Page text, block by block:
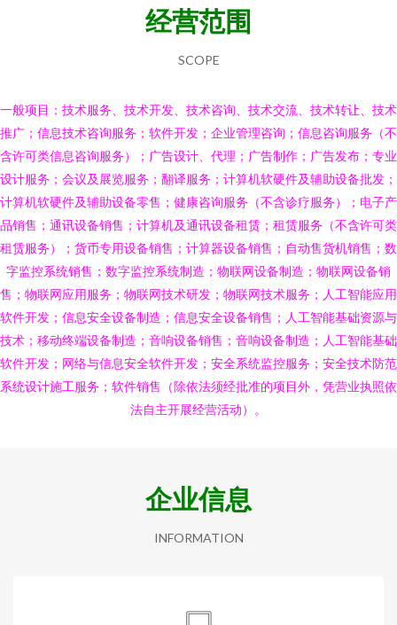
经营范围
SCOPE
一般项目：技术服务、技术开发、技术咨询、技术交流、技术转让、技术
推广；信息技术咨询服务；软件开发；企业管理咨询；信息咨询服务（不
含许可类信息咨询服务）；广告设计、代理；广告制作；广告发布；专业
设计服务；会议及展览服务；翻译服务；计算机软硬件及辅助设备批发；
计算机软硬件及辅助设备零售；健康咨询服务（不含诊疗服务）；电子产
品销售；通讯设备销售；计算机及通讯设备租赁；租赁服务（不含许可类
租赁服务）；货币专用设备销售；计算器设备销售；自动售货机销售；数
字监控系统销售；数字监控系统制造；物联网设备制造；物联网设备销
售；物联网应用服务；物联网技术研发；物联网技术服务；人工智能应用
软件开发；信息安全设备制造；信息安全设备销售；人工智能基础资源与
技术；移动终端设备制造；音响设备销售；音响设备制造；人工智能基础
软件开发；网络与信息安全软件开发；安全系统监控服务；安全技术防范
系统设计施工服务；软件销售（除依法须经批准的项目外，凭营业执照依
法自主开展经营活动）。
企业信息
INFORMATION